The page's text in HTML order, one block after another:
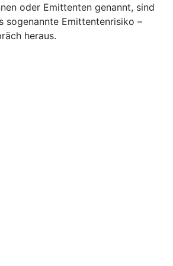
oder Emittenten genannt, sind
sogenannte Emittentenrisiko –
heraus.